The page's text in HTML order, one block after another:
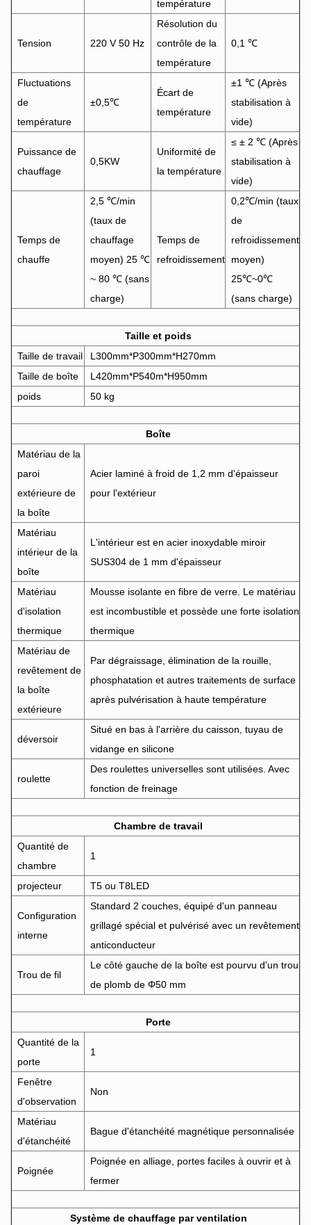
température
Tension 220 V 50 Hz
Résolution du
contrôle de la
température
0,1 ℃
Fluctuations
de
température
±0,5℃
Écart de
température
±1 ℃ (Après
stabilisation à
vide)
Puissance de
chauffage
0,5KW
Uniformité de
la température
≤ ± 2 ℃ (Après
stabilisation à
vide)
Temps de
chauffe
2,5 ℃/min
(taux de
chauffage
moyen) 25 ℃
~ 80 ℃ (sans
charge)
Temps de
refroidissement
0,2℃/min (taux
de
refroidissement
moyen)
25℃~0℃
(sans charge)
Taille et poids
Taille de travail
L300mm*P300mm*H270mm
Taille de boîte
L420mm*P540m*H950mm
poids
50 kg
Boîte
Matériau de la
paroi
extérieure de
la boîte
Acier laminé à froid de 1,2 mm d'épaisseur
pour l'extérieur
Matériau
intérieur de la
boîte
L'intérieur est en acier inoxydable miroir
SUS304 de 1 mm d'épaisseur
Matériau
d'isolation
thermique
Mousse isolante en fibre de verre. Le matériau
est incombustible et possède une forte isolation
thermique
Matériau de
revêtement de
la boîte
extérieure
Par dégraissage, élimination de la rouille,
phosphatation et autres traitements de surface
après pulvérisation à haute température
déversoir
Situé en bas à l'arrière du caisson, tuyau de
vidange en silicone
roulette
Des roulettes universelles sont utilisées. Avec
fonction de freinage
Chambre de travail
Quantité de
chambre
1
projecteur T5 ou T8LED
Configuration
interne
Standard 2 couches, équipé d'un panneau
grillagé spécial et pulvérisé avec un revêtement
anticonducteur
Trou de fil
Le côté gauche de la boîte est pourvu d'un trou
de plomb de Φ50 mm
Porte
Quantité de la
porte
1
Fenêtre
d'observation
Non
Matériau
d'étanchéité
Bague d'étanchéité magnétique personnalisée
Poignée
Poignée en alliage, portes faciles à ouvrir et à
fermer
Système de chauffage par ventilation